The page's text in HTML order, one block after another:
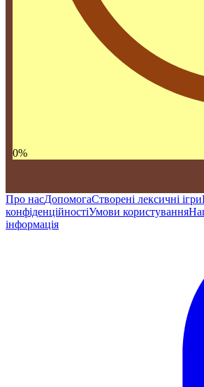
0%
Про насДопомогаСтворені лексичні ігри
конфіденційностіУмови користування
інформація